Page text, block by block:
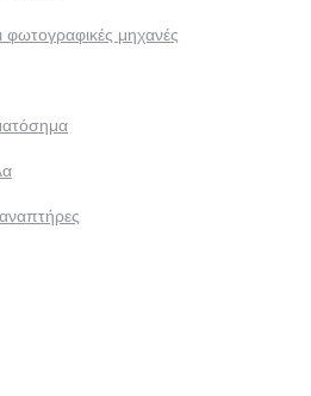
φωτογραφικές μηχανές